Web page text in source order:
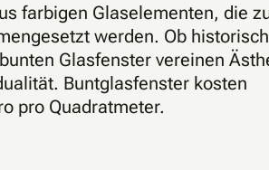
farbigen Glaselementen, die
werden. Ob
Glasfenster vereinen
Buntglasfenster kosten
pro Quadratmeter.